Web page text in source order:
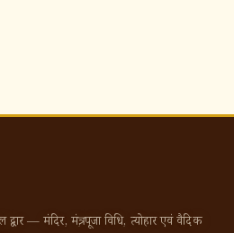
— मंदिर, मंत्र, पूजा विधि, त्योहार एवं वैदिक